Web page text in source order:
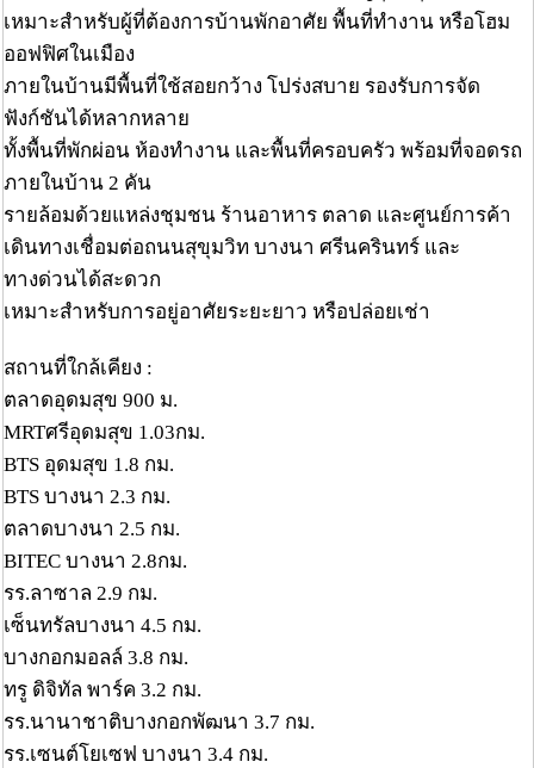
เหมาะสำหรับผู้ที่ต้องการบ้านพักอาศัย พื้นที่ทำงาน หรือโฮม
ออฟฟิศในเมือง
ภายในบ้านมีพื้นที่ใช้สอยกว้าง โปร่งสบาย รองรับการจัด
ฟังก์ชันได้หลากหลาย
ทั้งพื้นที่พักผ่อน ห้องทำงาน และพื้นที่ครอบครัว พร้อมที่จอดรถ
ภายในบ้าน 2 คัน
รายล้อมด้วยแหล่งชุมชน ร้านอาหาร ตลาด และศูนย์การค้า
เดินทางเชื่อมต่อถนนสุขุมวิท บางนา ศรีนครินทร์ และ
ทางด่วนได้สะดวก
เหมาะสำหรับการอยู่อาศัยระยะยาว หรือปล่อยเช่า
สถานที่ใกล้เคียง :
ตลาดอุดมสุข 900 ม.
MRTศรีอุดมสุข 1.03กม.
BTS อุดมสุข 1.8 กม.
BTS บางนา 2.3 กม.
ตลาดบางนา 2.5 กม.
BITEC บางนา 2.8กม.
รร.ลาซาล 2.9 กม.
เซ็นทรัลบางนา 4.5 กม.
บางกอกมอลล์ 3.8 กม.
ทรู ดิจิทัล พาร์ค 3.2 กม.
รร.นานาชาติบางกอกพัฒนา 3.7 กม.
รร.เซนต์โยเซฟ บางนา 3.4 กม.